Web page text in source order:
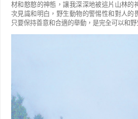
材和憨憨的神態，讓我深深地被這片山林的
次見識和明白，野生動物的警惕性和對人的
只要保持善意和合適的舉動，是完全可以和野